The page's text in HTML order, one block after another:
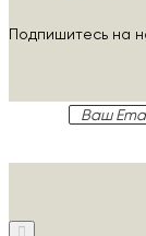
Подпишитесь на
Ваш